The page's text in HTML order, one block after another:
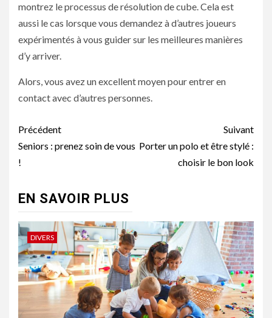
montrez le processus de résolution de cube. Cela est
aussi le cas lorsque vous demandez à d’autres joueurs
expérimentés à vous guider sur les meilleures manières
d’y arriver.
Alors, vous avez un excellent moyen pour entrer en
contact avec d’autres personnes.
Navigation
d’article
Précédent
Seniors : prenez soin de vous
!
Suivant
Porter un polo et être stylé :
choisir le bon look
EN SAVOIR PLUS
DIVERS